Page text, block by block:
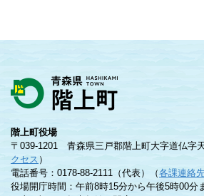
階上町役場
〒039-1201 青森県三戸郡階上町大字道仏字
クセス ）
電話番号：0178-88-2111（代表）（各課連絡
役場開庁時間：午前8時15分から午後5時00分